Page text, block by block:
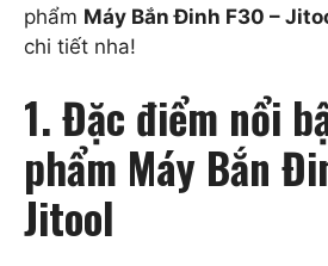
phẩm Máy Bắn Đinh F30 –
chi tiết nha!
1. Đặc điểm nổi
phẩm Máy Bắn
Jitool